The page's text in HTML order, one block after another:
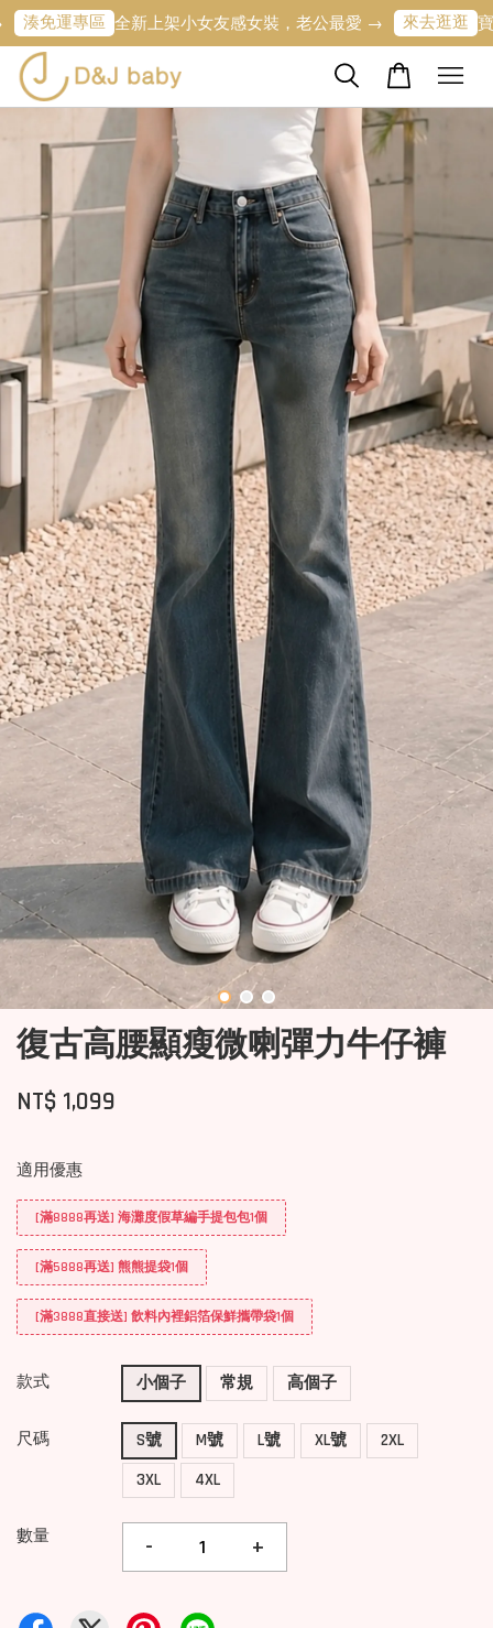
區 全新上架小女友感女裝，老公最愛 → 來去逛逛 寶寶的第
復古高腰顯瘦微喇彈力牛仔褲
NT$ 1,099
適用優惠
[滿8888再送] 海灘度假草編手提包包1個
[滿5888再送] 熊熊提袋1個
[滿3888直接送] 飲料內裡鋁箔保鮮攜帶袋1個
款式 小個子 常規 高個子
尺碼 S號 M號 L號 XL號
2XL
3XL
4XL
數量 - +